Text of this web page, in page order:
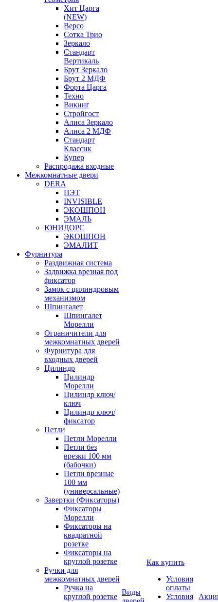
Хит Царга
(NEW)
Версо
Сотка Трио
Зеркало
Стандарт
Вертикаль
Брут Зеркало
Брут 2 МДФ
Форта Царга
Техно
Викинг
Стройгост
Алиса Зеркало
Алиса 2 МДФ
Стандарт
Классик
Купер
Распродажа входные
Межкомнатные двери
DERA
ПЭТ
INVISIBLE
ЭКОШПОН
ЭМАЛЬ
ЮНИДОРС
ЭКОШПОН
ЭМАЛИТ
Фурнитура
Раздвижная система
Задвижка врезная под
фиксатор
Замок с цилиндровым
механизмом
Шпингалет
Шпингалет
Морелли
Ограничители для
межкомнатных дверей
Фурнитура для
входных дверей
Цилиндр
Цилиндр
Морелли
Цилиндр ключ/
ключ
Цилиндр ключ/
фиксатор
Петли
Петли Морелли
Петли без
врезки 100 мм
(бабочки)
Петли врезные
100 мм
(универсальные)
Завертки (Фиксаторы)
Фиксаторы
Морелли
Фиксаторы на
квадратной
розетке
Фиксаторы на
круглой розетке
Ручки для
межкомнатных дверей
Ручка на
круглой розетке
Виды
Как купить
Условия
оплаты
Условия